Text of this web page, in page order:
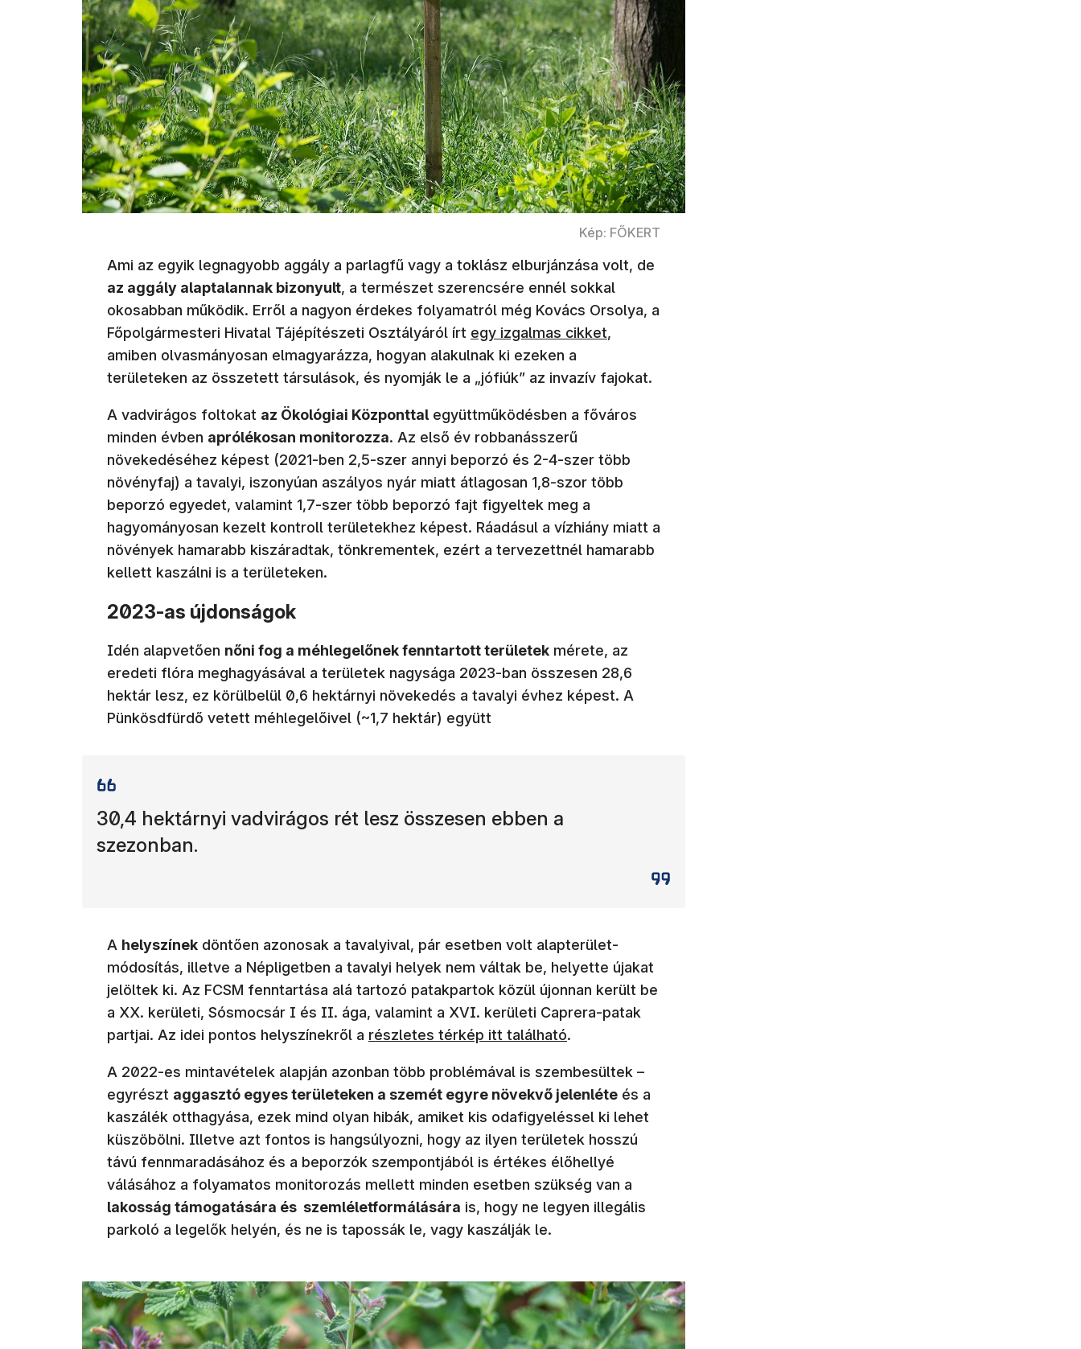
Kép: FŐKERT
Ami az egyik legnagyobb aggály a parlagfű vagy a toklász elburjánzása volt, de
az aggály alaptalannak bizonyult, a természet szerencsére ennél sokkal
okosabban működik. Erről a nagyon érdekes folyamatról még Kovács Orsolya, a
Főpolgármesteri Hivatal Tájépítészeti Osztályáról írt (új ablakban nyílik meg)
egy izgalmas cikket,
amiben olvasmányosan elmagyarázza, hogyan alakulnak ki ezeken a
területeken az összetett társulások, és nyomják le a „jófiúk” az invazív fajokat.
A vadvirágos foltokat az Ökológiai Központtal együttműködésben a főváros
minden évben aprólékosan monitorozza. Az első év robbanásszerű
növekedéséhez képest (2021-ben 2,5-szer annyi beporzó és 2-4-szer több
növényfaj) a tavalyi, iszonyúan aszályos nyár miatt átlagosan 1,8-szor több
beporzó egyedet, valamint 1,7-szer több beporzó fajt figyeltek meg a
hagyományosan kezelt kontroll területekhez képest. Ráadásul a vízhiány miatt a
növények hamarabb kiszáradtak, tönkrementek, ezért a tervezettnél hamarabb
kellett kaszálni is a területeken.
2023-as újdonságok
Idén alapvetően nőni fog a méhlegelőnek fenntartott területek mérete, az
eredeti flóra meghagyásával a területek nagysága 2023-ban összesen 28,6
hektár lesz, ez körülbelül 0,6 hektárnyi növekedés a tavalyi évhez képest. A
Pünkösdfürdő vetett méhlegelőivel (~1,7 hektár) együtt
30,4 hektárnyi vadvirágos rét lesz összesen ebben a
szezonban.
A helyszínek döntően azonosak a tavalyival, pár esetben volt alapterület-
módosítás, illetve a Népligetben a tavalyi helyek nem váltak be, helyette újakat
jelöltek ki. Az FCSM fenntartása alá tartozó patakpartok közül újonnan került be
a XX. kerületi, Sósmocsár I és II. ága, valamint a XVI. kerületi Caprera-patak
partjai. Az idei pontos helyszínekről a (új ablakban nyílik meg)
részletes térkép itt található.
A 2022-es mintavételek alapján azonban több problémával is szembesültek –
egyrészt aggasztó egyes területeken a szemét egyre növekvő jelenléte és a
kaszálék otthagyása, ezek mind olyan hibák, amiket kis odafigyeléssel ki lehet
küszöbölni. Illetve azt fontos is hangsúlyozni, hogy az ilyen területek hosszú
távú fennmaradásához és a beporzók szempontjából is értékes élőhellyé
válásához a folyamatos monitorozás mellett minden esetben szükség van a
lakosság támogatására és szemléletformálására is, hogy ne legyen illegális
parkoló a legelők helyén, és ne is tapossák le, vagy kaszálják le.